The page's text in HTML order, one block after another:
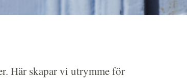
Här skapar vi utrymme för